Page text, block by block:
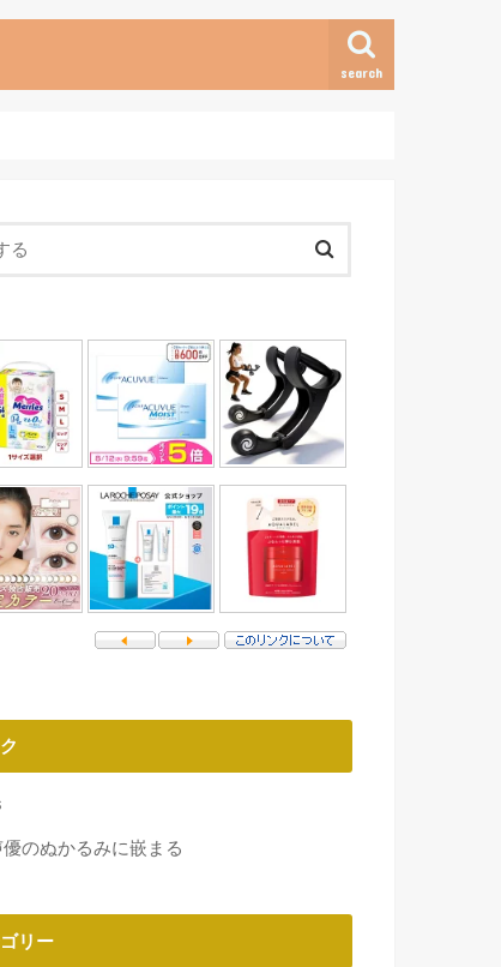
search
優のぬかるみに嵌まる
リー